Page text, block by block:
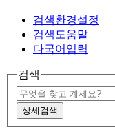
검색환경설정
검색도움말
다국어입력
검색
상세검색